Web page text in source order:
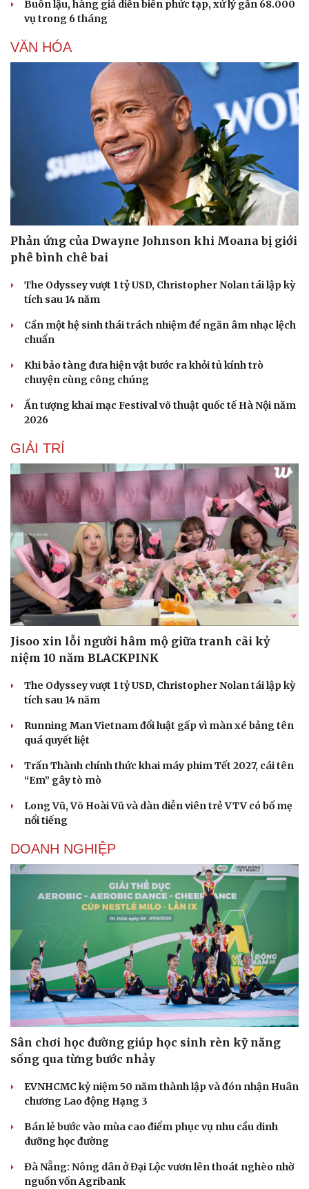
Săn Tour
Podcast
Câu chuyện thời sự
Đọc truyện đêm khuya
Cửa sổ tình yêu
Kể chuyện cho bé
Hạt giống tâm hồn
Buôn lậu, hàng giả diễn biến phức tạp, xử lý gần 68.000
vụ trong 6 tháng
VĂN HÓA
Phản ứng của Dwayne Johnson khi Moana bị giới
phê bình chê bai
The Odyssey vượt 1 tỷ USD, Christopher Nolan tái lập kỳ
tích sau 14 năm
Cần một hệ sinh thái trách nhiệm để ngăn âm nhạc lệch
chuẩn
Khi bảo tàng đưa hiện vật bước ra khỏi tủ kính trò
chuyện cùng công chúng
Ấn tượng khai mạc Festival võ thuật quốc tế Hà Nội năm
2026
GIẢI TRÍ
Jisoo xin lỗi người hâm mộ giữa tranh cãi kỷ
niệm 10 năm BLACKPINK
The Odyssey vượt 1 tỷ USD, Christopher Nolan tái lập kỳ
tích sau 14 năm
Running Man Vietnam đổi luật gấp vì màn xé bảng tên
quá quyết liệt
Trấn Thành chính thức khai máy phim Tết 2027, cái tên
“Em” gây tò mò
Long Vũ, Võ Hoài Vũ và dàn diễn viên trẻ VTV có bố mẹ
nổi tiếng
DOANH NGHIỆP
Sân chơi học đường giúp học sinh rèn kỹ năng
sống qua từng bước nhảy
EVNHCMC kỷ niệm 50 năm thành lập và đón nhận Huân
chương Lao động Hạng 3
Bán lẻ bước vào mùa cao điểm phục vụ nhu cầu dinh
dưỡng học đường
Đà Nẵng: Nông dân ở Đại Lộc vươn lên thoát nghèo nhờ
nguồn vốn Agribank